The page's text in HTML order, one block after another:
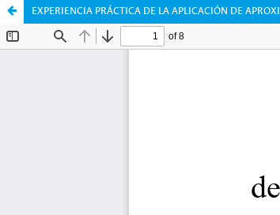
EXPERIENCIA PRÁCTICA DE LA APLICACIÓN DE